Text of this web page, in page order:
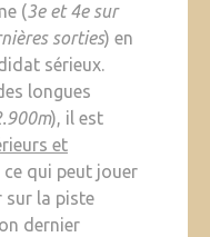
(3e et 4e sur
sorties) en
sérieux.
longues
), il est
et
ce qui peut jouer
sur la piste
dernier